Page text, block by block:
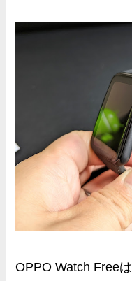
OPPO Watch Freeは